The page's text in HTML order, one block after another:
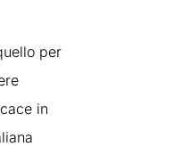
per
in